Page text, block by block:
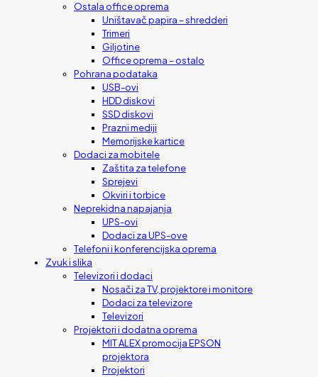
Ostala office oprema
Uništavač papira – shredderi
Trimeri
Giljotine
Office oprema – ostalo
Pohrana podataka
USB-ovi
HDD diskovi
SSD diskovi
Prazni mediji
Memorijske kartice
Dodaci za mobitele
Zaštita za telefone
Sprejevi
Okviri i torbice
Neprekidna napajanja
UPS-ovi
Dodaci za UPS-ove
Telefoni i konferencijska oprema
Zvuk i slika
Televizori i dodaci
Nosači za TV, projektore i monitore
Dodaci za televizore
Televizori
Projektori i dodatna oprema
MIT ALEX promocija EPSON
projektora
Projektori